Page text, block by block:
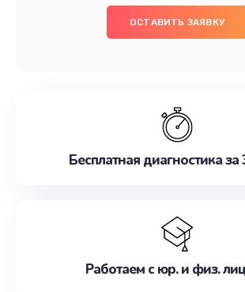
ОСТАВИТЬ ЗАЯВКУ
Бесплатная диагностика за
Работаем с юр. и физ.